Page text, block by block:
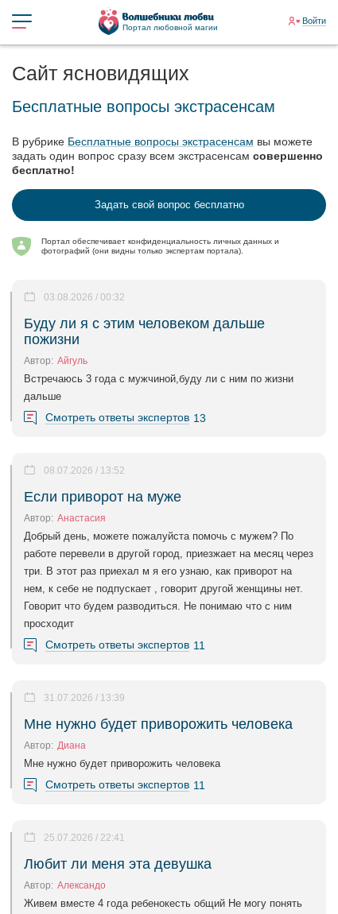
Портал любовной магии
Войти
Сайт ясновидящих
Бесплатные вопросы экстрасенсам
В рубрике Бесплатные вопросы экстрасенсам вы можете
задать один вопрос сразу всем экстрасенсам совершенно
бесплатно!
Задать свой вопрос бесплатно
Портал обеспечивает конфиденциальность личных данных и
фотографий (они видны только экспертам портала).
Буду ли я с этим человеком дальше
пожизни
03.08.2026 / 00:32
Автор: Айгуль
Встречаюсь 3 года с мужчиной,буду ли с ним по жизни
дальше
Смотреть ответы экспертов 13
Если приворот на муже
08.07.2026 / 13:52
Автор: Анастасия
Добрый день, можете пожалуйста помочь с мужем? По
работе перевели в другой город, приезжает на месяц через
три. В этот раз приехал м я его узнаю, как приворот на
нем, к себе не подпускает , говорит другой женщины нет.
Говорит что будем разводиться. Не понимаю что с ним
просходит
Смотреть ответы экспертов 11
Мне нужно будет приворожить человека
31.07.2026 / 13:39
Автор: Диана
Мне нужно будет приворожить человека
Смотреть ответы экспертов 11
Любит ли меня эта девушка
25.07.2026 / 22:41
Автор: Александо
Живем вместе 4 года ребенокесть общий Не могу понять